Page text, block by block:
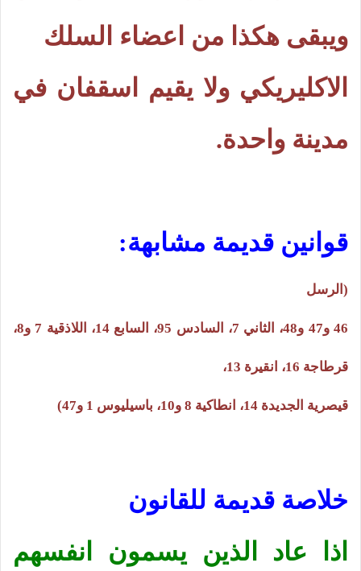
ويبقى هكذا من اعضاء السلك
الاكليريكي ولا يقيم اسقفان في
مدينة واحدة.
قوانين قديمة مشابهة:
(الرسل
46 و47 و48، الثاني 7، السادس 95، السابع 14، اللاذقية 7 و8،
قرطاجة 16، انقيرة 13،
قيصرية الجديدة 14، انطاكية 8 و10، باسيليوس 1 و47)
خلاصة قديمة للقانون
اذا عاد الذين يسمون انفسهم